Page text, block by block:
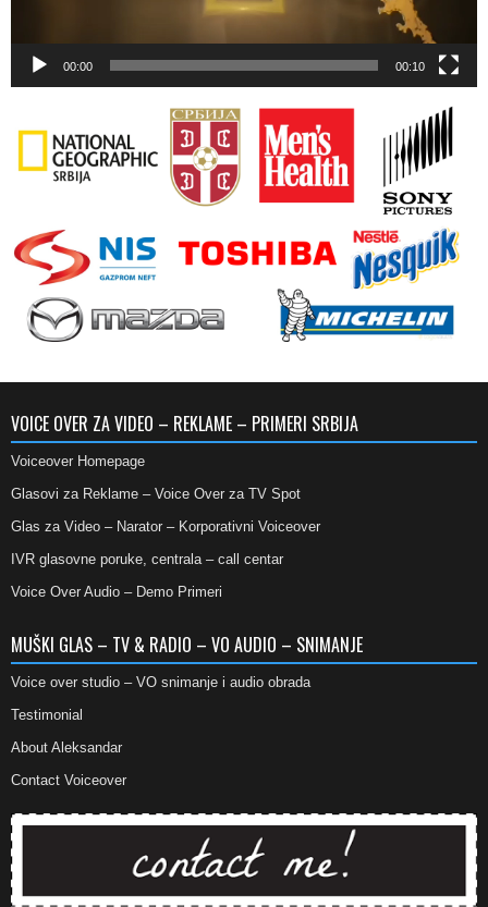
00:00 00:10
VOICE OVER ZA VIDEO – REKLAME – PRIMERI SRBIJA
Voiceover Homepage
Glasovi za Reklame – Voice Over za TV Spot
Glas za Video – Narator – Korporativni Voiceover
IVR glasovne poruke, centrala – call centar
Voice Over Audio – Demo Primeri
MUŠKI GLAS – TV & RADIO – VO AUDIO – SNIMANJE
Voice over studio – VO snimanje i audio obrada
Testimonial
About Aleksandar
Contact Voiceover